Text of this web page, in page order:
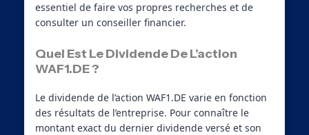
essentiel de faire vos propres recherches et de
consulter un conseiller financier.
Quel Est Le Dividende De L’action
WAF1.DE ?
Le dividende de l’action WAF1.DE varie en fonction
des résultats de l’entreprise. Pour connaître le
montant exact du dernier dividende versé et son